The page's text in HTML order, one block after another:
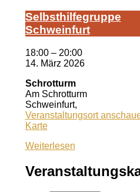
Selbst­hil­fe­grup­pe
Schwein­furt
18:00 – 20:00
14. März 2026
Schrotturm
Am Schrotturm
Schweinfurt,
Veranstaltungsort
KarteSchrotturm
Weiterlesen